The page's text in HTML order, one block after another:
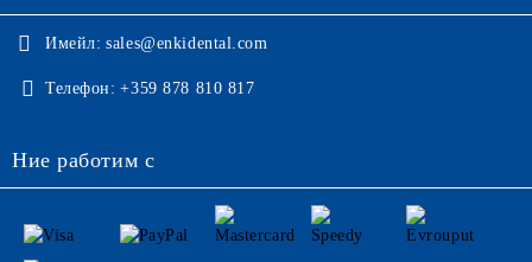
Имейл: sales@enkidental.com
Телефон: +359 878 810 817
Ние работим с